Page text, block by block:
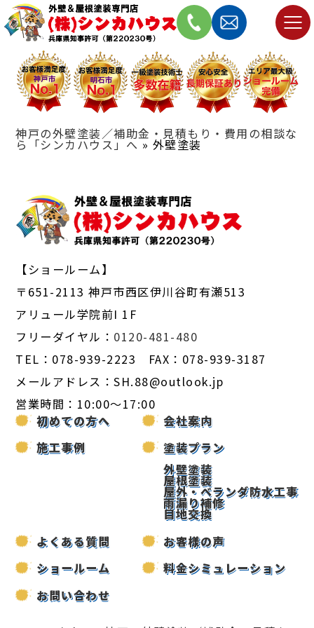
神戸の外壁塗装／補助金・見積もり・費用の相談な
ら「シンカハウス」へ» 外壁塗装
【ショールーム】
〒651-2113 神戸市西区伊川谷町有瀬513
アリュール学院前I 1F
フリーダイヤル： 0120-481-480
TEL：078-939-2223 FAX：078-939-3187
メールアドレス：SH.88@outlook.jp
営業時間：10:00～17:00
初めての方へ
会社案内
施工事例
塗装プラン
外壁塗装
屋根塗装
屋外・ベランダ防水工事
雨漏り補修
目地交換
よくある質問
お客様の声
ショールーム
料金シミュレーション
お問い合わせ